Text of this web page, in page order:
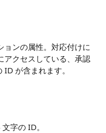
ョンの属性。対応付けに
アクセスしている、承認
が含まれます。
字の ID。